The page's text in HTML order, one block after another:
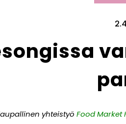
yhteistyö Food Market